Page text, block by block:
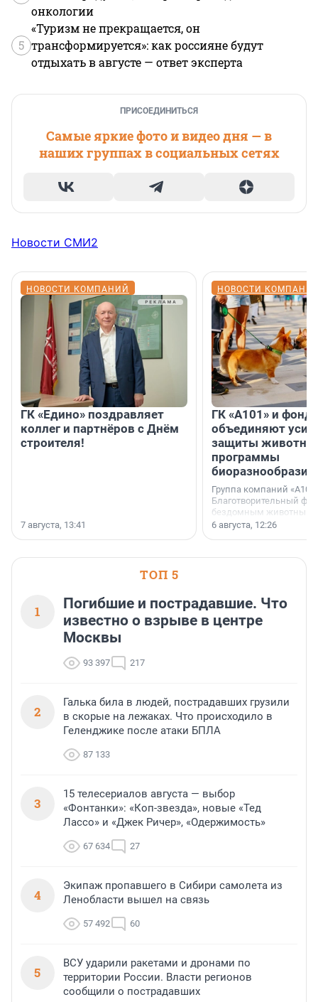
онкологии
5
«Туризм не прекращается, он
трансформируется»: как россияне будут
отдыхать в августе — ответ эксперта
ПРИСОЕДИНИТЬСЯ
Самые яркие фото и видео дня — в
наших группах в социальных сетях
Новости СМИ2
НОВОСТИ КОМПАНИЙ
ГК «Едино» поздравляет
коллег и партнёров с Днём
строителя!
7 августа, 13:41
НОВОСТИ
ГК «А101» и фонд
объединяют
защиты
программы
биоразнообразия
Группа компаний
Благотворительный
бездомным животным
заключили соглашение
6 августа, 12:26
ТОП 5
1
Погибшие и пострадавшие. Что
известно о взрыве в центре
Москвы
93 397 217
2
Галька била в людей, пострадавших грузили
в скорые на лежаках. Что происходило в
Геленджике после атаки БПЛА
87 133
3
15 телесериалов августа — выбор
«Фонтанки»: «Коп-звезда», новые «Тед
Лассо» и «Джек Ричер», «Одержимость»
67 634 27
4
Экипаж пропавшего в Сибири самолета из
Ленобласти вышел на связь
57 492 60
5
ВСУ ударили ракетами и дронами по
территории России. Власти регионов
сообщили о пострадавших